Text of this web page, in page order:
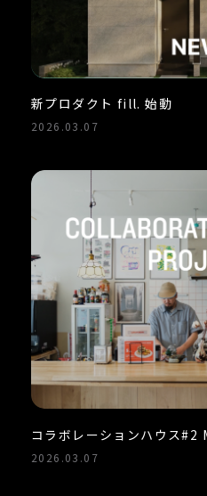
新プロダクト fill. 始動
2026.03.07
コラボレーションハウス#2
2026.03.07